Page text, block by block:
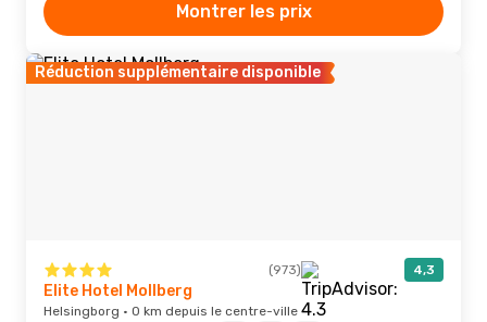
Montrer les prix
Réduction supplémentaire disponible
(973) 4,3
Elite Hotel Mollberg
Helsingborg · 0 km depuis le centre-ville